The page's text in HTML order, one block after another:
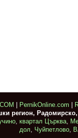
PernikOnline.com
регион,
квартал Църква
дол
Чуйпетлово,